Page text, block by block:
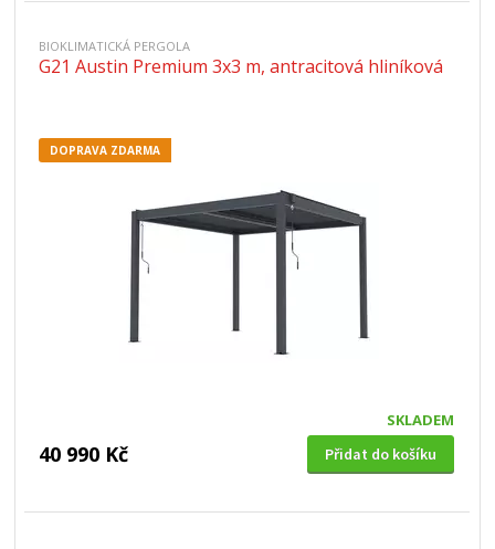
BIOKLIMATICKÁ PERGOLA
G21 Austin Premium 3x3 m, antracitová hliníková
DOPRAVA ZDARMA
SKLADEM
40 990 Kč Přidat do košíku